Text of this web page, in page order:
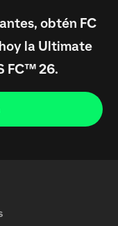
obtén FC
la Ultimate
FC™ 26.